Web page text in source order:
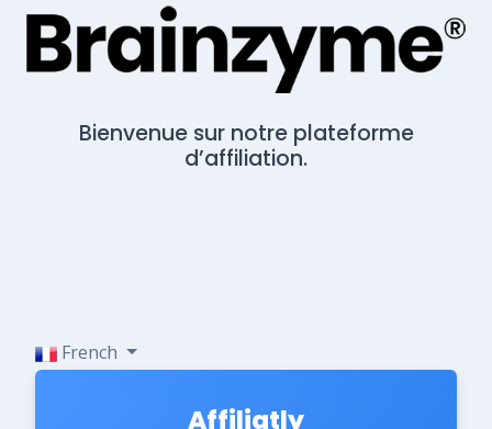
Bienvenue sur notre plateforme
d’affiliation.
French
Affiliatly